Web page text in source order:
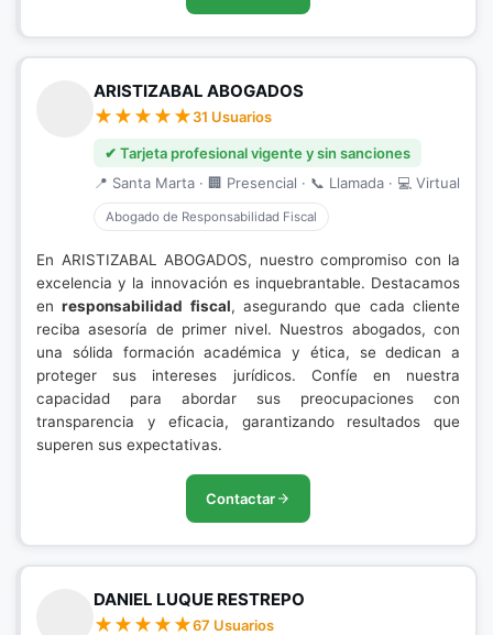
ARISTIZABAL ABOGADOS
31 Usuarios
✔ Tarjeta profesional vigente y sin sanciones
📍 Santa Marta · 🏢 Presencial · 📞 Llamada · 💻 Virtual
Abogado de Responsabilidad Fiscal
En ARISTIZABAL ABOGADOS, nuestro compromiso con la
excelencia y la innovación es inquebrantable. Destacamos
enresponsabilidad fiscal, asegurando que cada cliente
reciba asesoría de primer nivel. Nuestros abogados, con
una sólida formación académica y ética, se dedican a
proteger sus intereses jurídicos. Confíe en nuestra
capacidad para abordar sus preocupaciones con
transparencia y eficacia, garantizando resultados que
superen sus expectativas.
Contactar
DANIEL LUQUE RESTREPO
67 Usuarios